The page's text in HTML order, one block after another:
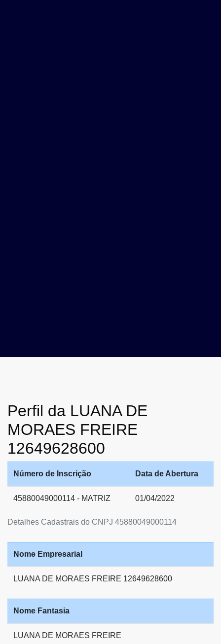
Perfil da LUANA DE
MORAES FREIRE
12649628600
Detalhes Cadastrais do CNPJ 45880049000114
Número de Inscrição Data de Abertura
45880049000114 - MATRIZ 01/04/2022
Nome Empresarial
LUANA DE MORAES FREIRE 12649628600
Nome Fantasia
LUANA DE MORAES FREIRE